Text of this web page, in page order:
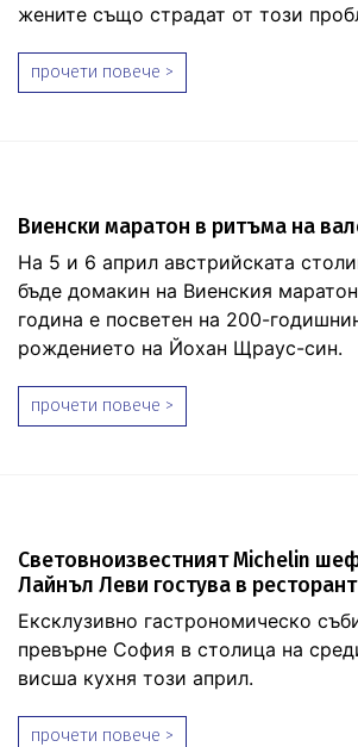
жените също страдат от този
прочети повече >
Виенски маратон в ритъма на
На 5 и 6 април австрийската
бъде домакин на Виенския
година е посветен на 200-
рождението на Йохан Щраус-син.
прочети повече >
Световноизвестният Michelin
Лайнъл Леви гостува в ресторант
Ексклузивно гастрономическо
превърне София в столица на
висша кухня този април.
прочети повече >